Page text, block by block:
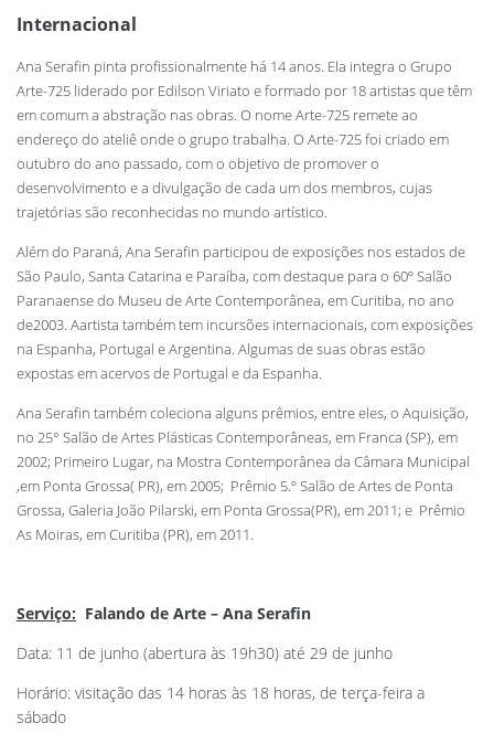
Internacional
Ana Serafin pinta profissionalmente há 14 anos. Ela integra o Grupo
Arte-725 liderado por Edilson Viriato e formado por 18 artistas que têm
em comum a abstração nas obras. O nome Arte-725 remete ao
endereço do ateliê onde o grupo trabalha. O Arte-725 foi criado em
outubro do ano passado, com o objetivo de promover o
desenvolvimento e a divulgação de cada um dos membros, cujas
trajetórias são reconhecidas no mundo artístico.
Além do Paraná, Ana Serafin participou de exposições nos estados de
São Paulo, Santa Catarina e Paraíba, com destaque para o 60º Salão
Paranaense do Museu de Arte Contemporânea, em Curitiba, no ano
de2003. Aartista também tem incursões internacionais, com exposições
na Espanha, Portugal e Argentina. Algumas de suas obras estão
expostas em acervos de Portugal e da Espanha.
Ana Serafin também coleciona alguns prêmios, entre eles, o Aquisição,
no 25° Salão de Artes Plásticas Contemporâneas, em Franca (SP), em
2002; Primeiro Lugar, na Mostra Contemporânea da Câmara Municipal
,em Ponta Grossa( PR), em 2005; Prêmio 5.º Salão de Artes de Ponta
Grossa, Galeria João Pilarski, em Ponta Grossa(PR), em 2011; e Prêmio
As Moiras, em Curitiba (PR), em 2011.
Serviço: Falando de Arte – Ana Serafin
Data: 11 de junho (abertura às 19h30) até 29 de junho
Horário: visitação das 14 horas às 18 horas, de terça-feira a
sábado